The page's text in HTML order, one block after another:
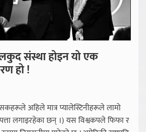
संस्था होइन यो एक
हो !
अहिले मात्र प्यालेस्टिनीहरूले लामो
लगाइरहेका छन् ।) यस विश्वकपले फिफा र